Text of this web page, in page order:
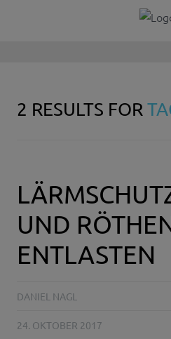
2 RESULTS FOR
UND
ENTLASTEN
DANIEL NAGL
24. OKTOBER 2017